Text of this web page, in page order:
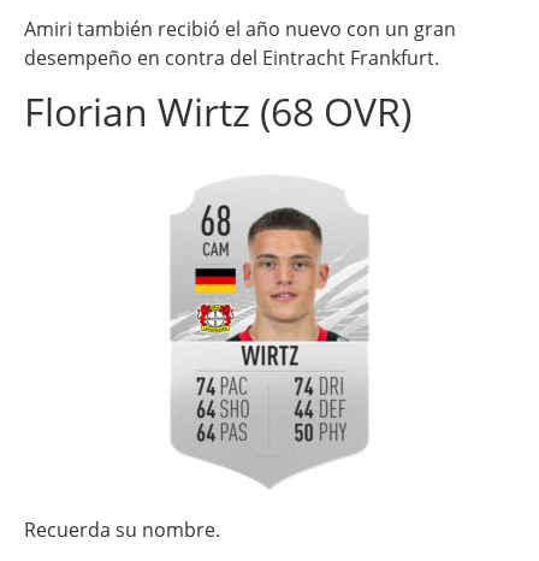
Amiri también recibió el año nuevo con un gran
desempeño en contra del Eintracht Frankfurt.
Florian Wirtz (68 OVR)
Recuerda su nombre.